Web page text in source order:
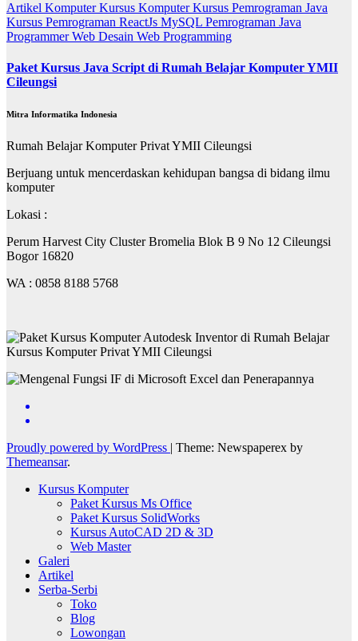
Artikel KomputerKursus KomputerKursus Pemrograman Java
Kursus Pemrograman ReactJs MySQL Pemrograman Java
ProgrammerWeb Desain Web Programming
Paket Kursus Java Script di Rumah Belajar Komputer YMII
Cileungsi
Mitra Informatika Indonesia
Rumah Belajar Komputer Privat YMII Cileungsi
Berjuang untuk mencerdaskan kehidupan bangsa di bidang ilmu
komputer
Lokasi :
Perum Harvest City Cluster Bromelia Blok B 9 No 12 Cileungsi
Bogor 16820
WA : 0858 8188 5768
Proudly powered by WordPress | Theme: Newspaperex by
Themeansar.
Kursus Komputer
Paket Kursus Ms Office
Paket Kursus SolidWorks
Kursus AutoCAD 2D & 3D
Web Master
Galeri
Artikel
Serba-Serbi
Toko
Blog
Lowongan